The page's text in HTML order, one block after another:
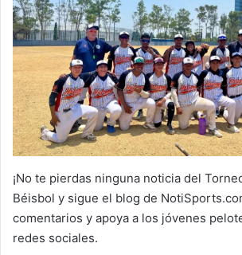
¡No te pierdas ninguna noticia del
Béisbol y sigue el blog de
comentarios y apoya a los jóvenes
redes sociales.